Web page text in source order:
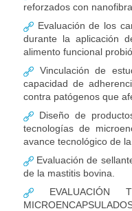
reforzados con
Evaluación de los
durante la aplicación
alimento funcional
Vinculación de
capacidad de
contra patógenos que
Diseño de
tecnologías de
avance tecnológico de
Evaluación de
de la mastitis bovina.
EVALUACIÓN